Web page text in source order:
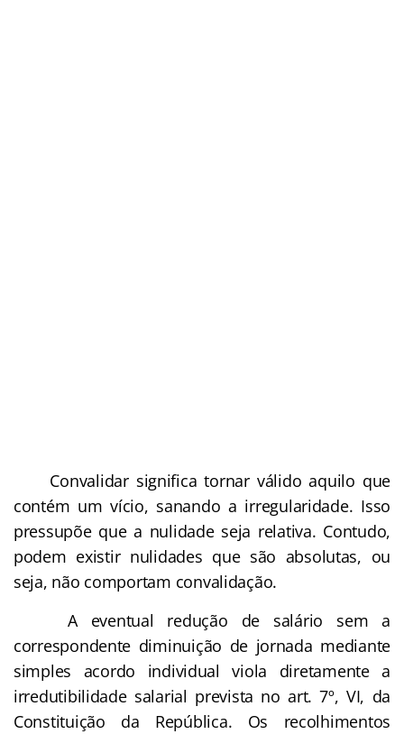
Convalidar significa tornar válido aquilo que
contém um vício, sanando a irregularidade. Isso
pressupõe que a nulidade seja relativa. Contudo,
podem existir nulidades que são absolutas, ou
seja, não comportam convalidação.
A eventual redução de salário sem a
correspondente diminuição de jornada mediante
simples acordo individual viola diretamente a
irredutibilidade salarial prevista no art. 7º, VI, da
Constituição da República. Os recolhimentos